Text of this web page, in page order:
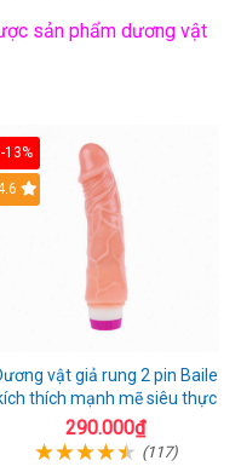
sản phẩm dương vật
-13%
vật giả rung 2 pin Baile
thích mạnh mẽ siêu thực
290.000₫
(117)